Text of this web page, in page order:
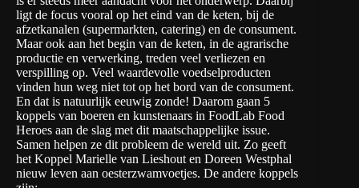
ligt de focus vooral op het eind van de keten, bij de
afzetkanalen (supermarkten, catering) en de consument.
Maar ook aan het begin van de keten, in de agrarische
productie en verwerking, treden veel verliezen en
verspilling op. Veel waardevolle voedselproducten
vinden hun weg niet tot op het bord van de consument.
En dat is natuurlijk eeuwig zonde! Daarom gaan 5
koppels van boeren en kunstenaars in FoodLab Food
Heroes aan de slag met dit maatschappelijke issue.
Samen helpen ze dit probleem de wereld uit. Zo geeft
het Koppel Marielle van Lieshout en Doreen Westphal
nieuw leven aan oesterzwamvoetjes. De andere koppels